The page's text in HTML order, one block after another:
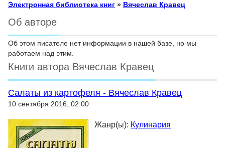
Электронная библиотека книг » Вячеслав Кравец
Об авторе
Об этом писателе нет информации в нашей базе, но мы
работаем над этим.
Книги автора Вячеслав Кравец
Салаты из картофеля - Вячеслав Кравец
10 сентября 2016, 02:00
Жанр(ы): Кулинария